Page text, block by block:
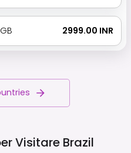
GB ₹ 2999.00 INR
Visitare Brazil